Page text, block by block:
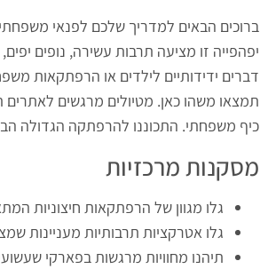
ברוכים הבאים למדריך שלכם לפנאי
יפהפייה זו מציעה תרבות עשירה, נופים
דברים ידידותיים לילדים או הרפתקאות
תמצאו משהו כאן. מטיולים מרגשים לאתרים
כיף משפחתי. התכוננו להרפתקה הגדולה
מסקנות מרכזיות
גלו מגוון של הרפתקאות חיצוניות
גלו אטרקציות תרבותיות מעניינות
תיהנו מחוויות מרגשות בפארקי